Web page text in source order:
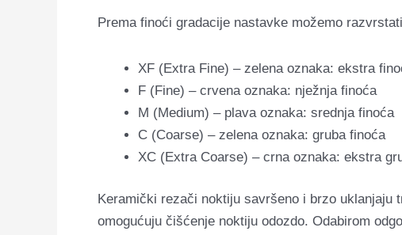
Prema finoći gradacije nastavke možemo
XF (Extra Fine) – zelena oznaka: ekstra
F (Fine) – crvena oznaka: nježnja finoća
M (Medium) – plava oznaka: srednja finoća
C (Coarse) – zelena oznaka: gruba finoća
XC (Extra Coarse) – crna oznaka: ekstra
Keramički rezači noktiju savršeno i brzo
omogućuju čišćenje noktiju odozdo. Odabirom